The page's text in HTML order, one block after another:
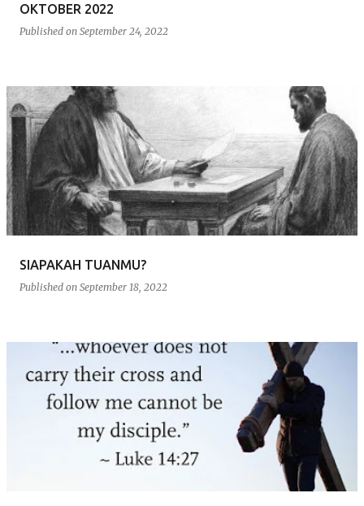
OKTOBER 2022
Published on September 24, 2022
SIAPAKAH TUANMU?
Published on September 18, 2022